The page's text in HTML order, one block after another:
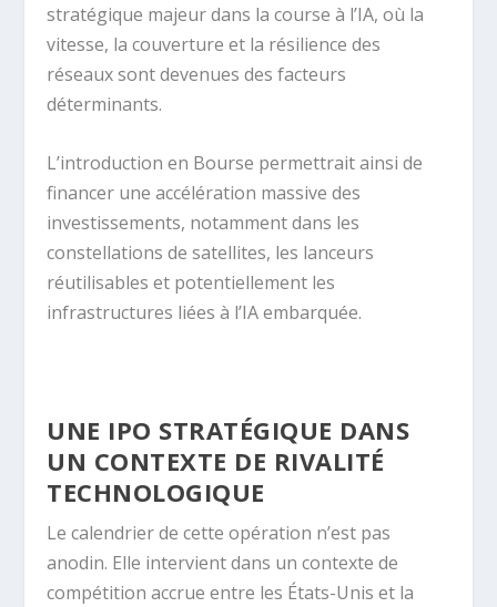
stratégique majeur dans la course à l’IA, où la
vitesse, la couverture et la résilience des
réseaux sont devenues des facteurs
déterminants.
L’introduction en Bourse permettrait ainsi de
financer une accélération massive des
investissements, notamment dans les
constellations de satellites, les lanceurs
réutilisables et potentiellement les
infrastructures liées à l’IA embarquée.
UNE IPO STRATÉGIQUE DANS
UN CONTEXTE DE RIVALITÉ
TECHNOLOGIQUE
Le calendrier de cette opération n’est pas
anodin. Elle intervient dans un contexte de
compétition accrue entre les États-Unis et la